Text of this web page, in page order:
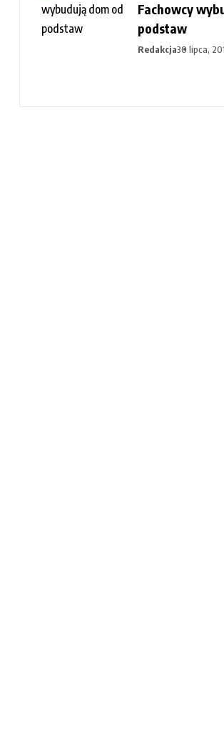
Fachowcy
podstaw
Redakcja30 lipca,